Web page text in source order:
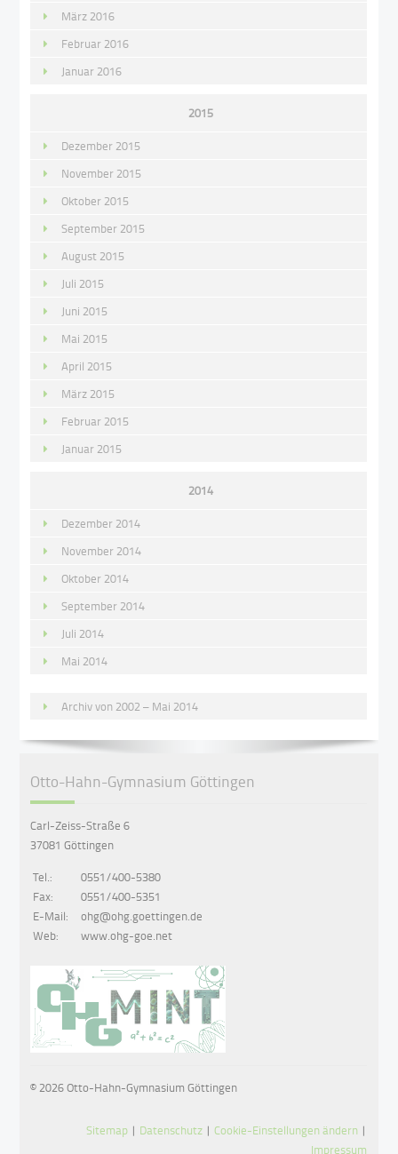
März 2016
Februar 2016
Januar 2016
2015
Dezember 2015
November 2015
Oktober 2015
September 2015
August 2015
Juli 2015
Juni 2015
Mai 2015
April 2015
März 2015
Februar 2015
Januar 2015
2014
Dezember 2014
November 2014
Oktober 2014
September 2014
Juli 2014
Mai 2014
Archiv von 2002 – Mai 2014
Otto-Hahn-Gymnasium Göttingen
Carl-Zeiss-Straße 6
37081 Göttingen
Tel.:
0551/400-5380
Fax:
0551/400-5351
E-Mail:
ohg@ohg.goettingen.de
Web:
www.ohg-goe.net
© 2026 Otto-Hahn-Gymnasium Göttingen
Sitemap | Datenschutz |Cookie-Einstellungen ändern |
Impressum